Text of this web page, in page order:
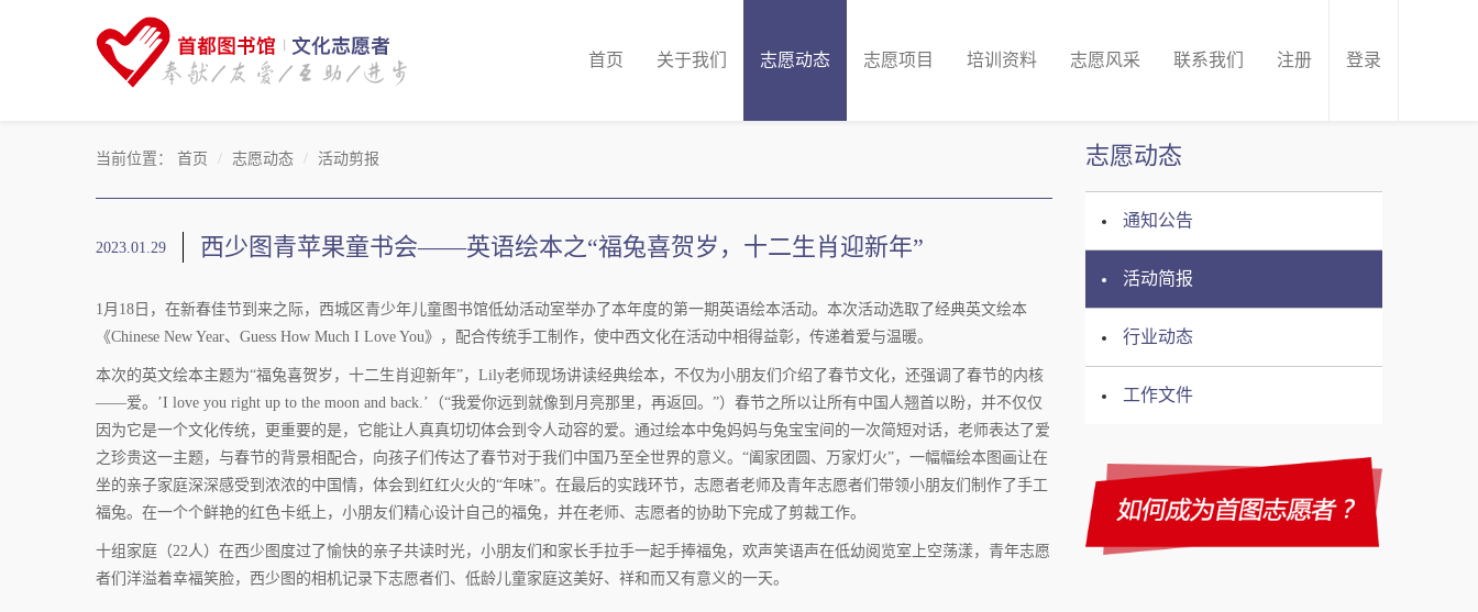
首页 关于我们 志愿动态 志愿项目 培训资料 志愿风采 联系我们 注册 登录
志愿动态
通知公告
活动简报
行业动态
工作文件
当前位置： 首页 志愿动态 活动剪报
2023.01.29 西少图青苹果童书会——英语绘本之“福兔喜贺岁，十二生肖迎新年”
1月18日，在新春佳节到来之际，西城区青少年儿童图书馆低幼活动室举办了本年度的第一期英语绘本活动。本次活动选取了经典英文绘本
《Chinese New Year、Guess How Much I Love You》，配合传统手工制作，使中西文化在活动中相得益彰，传递着爱与温暖。
本次的英文绘本主题为“福兔喜贺岁，十二生肖迎新年”，Lily老师现场讲读经典绘本，不仅为小朋友们介绍了春节文化，还强调了春节的内核
——爱。’I love you right up to the moon and back.’（“我爱你远到就像到月亮那里，再返回。”）春节之所以让所有中国人翘首以盼，并不仅仅
因为它是一个文化传统，更重要的是，它能让人真真切切体会到令人动容的爱。通过绘本中兔妈妈与兔宝宝间的一次简短对话，老师表达了爱
之珍贵这一主题，与春节的背景相配合，向孩子们传达了春节对于我们中国乃至全世界的意义。“阖家团圆、万家灯火”，一幅幅绘本图画让在
坐的亲子家庭深深感受到浓浓的中国情，体会到红红火火的“年味”。在最后的实践环节，志愿者老师及青年志愿者们带领小朋友们制作了手工
福兔。在一个个鲜艳的红色卡纸上，小朋友们精心设计自己的福兔，并在老师、志愿者的协助下完成了剪裁工作。
十组家庭（22人）在西少图度过了愉快的亲子共读时光，小朋友们和家长手拉手一起手捧福兔，欢声笑语声在低幼阅览室上空荡漾，青年志愿
者们洋溢着幸福笑脸，西少图的相机记录下志愿者们、低龄儿童家庭这美好、祥和而又有意义的一天。